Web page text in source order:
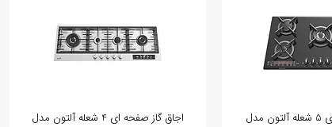
اجاق گاز صفحه‌ای 5 شعله آلتون مدل
اجاق گاز صفحه ای 4 شعله آلتون مدل